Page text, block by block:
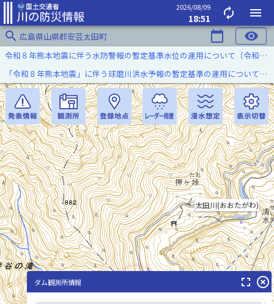
2026/08/09
18:51 autorenew
menu
search 広島県山県郡安芸太田町 calendar_today visibility
太田川(おおたがわ)
令和８年熊本地震に伴う水防警報の暫定基準水位の運用について（令和８年８月７日）
「令和８年熊本地震」に伴う球磨川洪水予報の暫定基準の運用について（令和８年８月５日）
ダム観測所情報 fullscreen highlight_off